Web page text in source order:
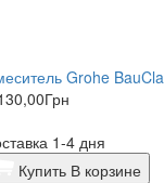
Grohe
Грн
1-4 дня
Купить В корзине